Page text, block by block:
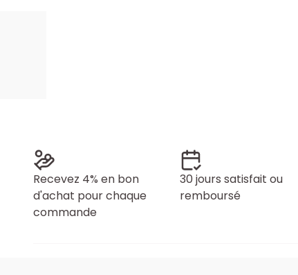
Recevez 4% en bon
d'achat pour chaque
commande
30 jours satisfait ou
remboursé